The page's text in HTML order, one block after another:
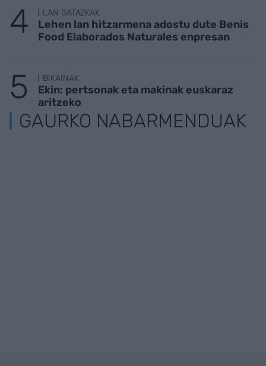
LAN GATAZKAK
Lehen lan hitzarmena adostu dute Benis
Food Elaborados Naturales enpresan
BIKAINAK
Ekin: pertsonak eta makinak euskaraz
aritzeko
GAURKO NABARMENDUAK